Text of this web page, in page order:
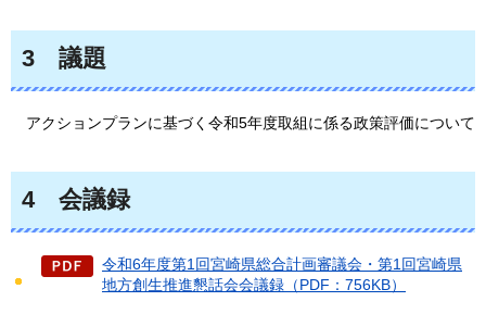
3 議題
アクションプランに基づく令和5年度取組に係る政策評価について
4 会議録
令和6年度第1回宮崎県総合計画審議会・第1回宮崎県
地方創生推進懇話会会議録（PDF：756KB）